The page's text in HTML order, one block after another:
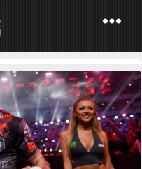
»Mamed Khalidov: Nie